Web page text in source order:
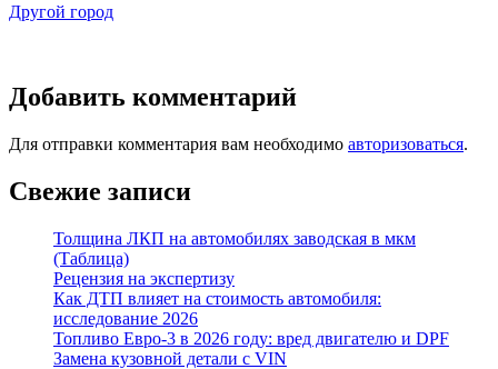
Другой город
Добавить комментарий
Для отправки комментария вам необходимо авторизоваться.
Свежие записи
Толщина ЛКП на автомобилях заводская в мкм
(Таблица)
Рецензия на экспертизу
Как ДТП влияет на стоимость автомобиля:
исследование 2026
Топливо Евро-3 в 2026 году: вред двигателю и DPF
Замена кузовной детали с VIN